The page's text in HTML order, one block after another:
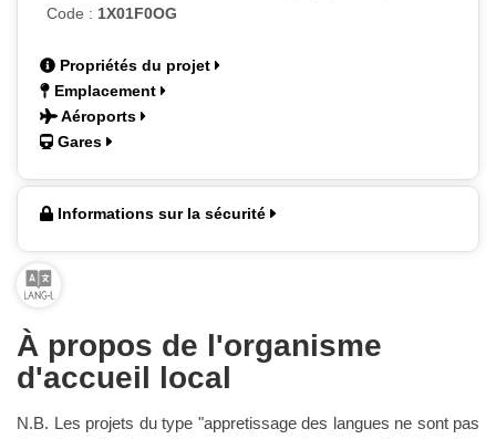
Code : 1X01F0OG
Propriétés du projet
Emplacement
Aéroports
Gares
Informations sur la sécurité
À propos de l'organisme
d'accueil local
N.B. Les projets du type "appretissage des langues ne sont pas